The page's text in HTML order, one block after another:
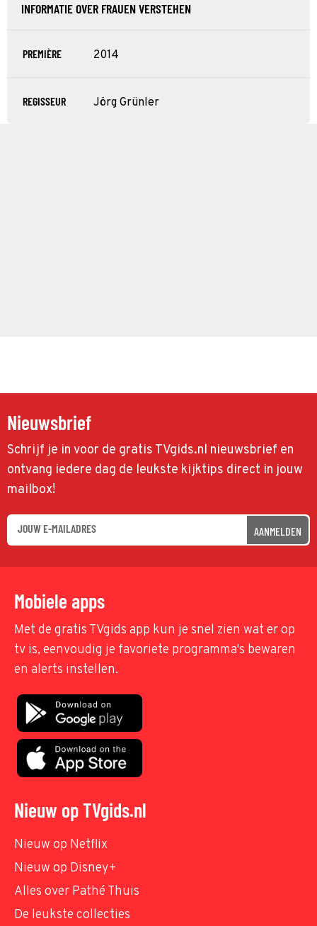
INFORMATIE OVER FRAUEN VERSTEHEN
PREMIÈRE 2014
REGISSEUR Jörg Grünler
Nieuwsbrief
Schrijf je in voor de gratis TVgids.nl nieuwsbrief en
ontvang iedere dag de leukste kijktips direct in jouw
mailbox!
AANMELDEN
Mobiele apps
Met de gratis TVgids app kun je snel zien wat er op
tv is, eenvoudig je favoriete programma's bewaren
en alerts instellen.
Nieuw op TVgids.nl
Nieuw op Netflix
Nieuw op Disney+
Alles over Pathé Thuis
De leukste collecties